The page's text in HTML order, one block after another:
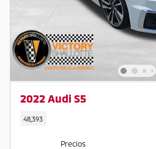
2022 Audi S5
48,393
Precios